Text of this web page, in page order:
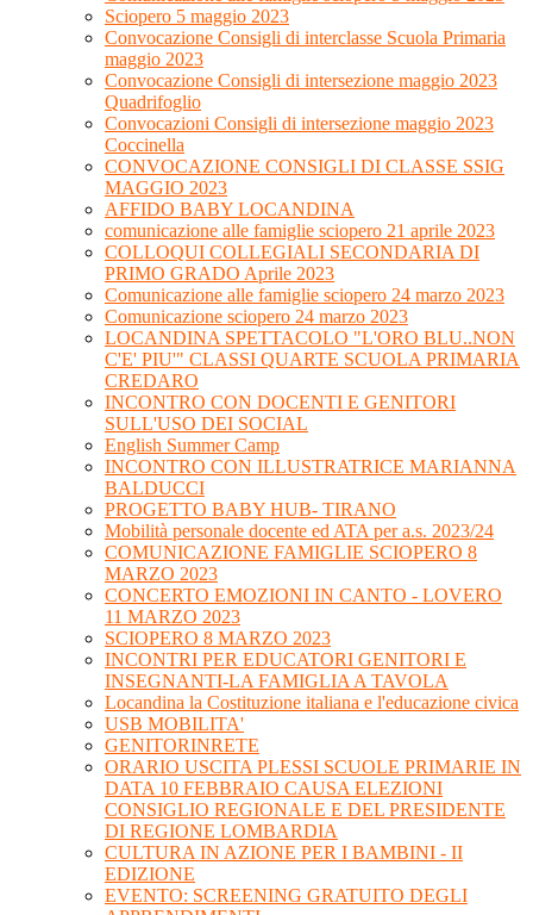
Sciopero 5 maggio 2023
Convocazione Consigli di interclasse Scuola Primaria
maggio 2023
Convocazione Consigli di intersezione maggio 2023
Quadrifoglio
Convocazioni Consigli di intersezione maggio 2023
Coccinella
CONVOCAZIONE CONSIGLI DI CLASSE SSIG
MAGGIO 2023
AFFIDO BABY LOCANDINA
comunicazione alle famiglie sciopero 21 aprile 2023
COLLOQUI COLLEGIALI SECONDARIA DI
PRIMO GRADO Aprile 2023
Comunicazione alle famiglie sciopero 24 marzo 2023
Comunicazione sciopero 24 marzo 2023
LOCANDINA SPETTACOLO "L'ORO BLU..NON
C'E' PIU'" CLASSI QUARTE SCUOLA PRIMARIA
CREDARO
INCONTRO CON DOCENTI E GENITORI
SULL'USO DEI SOCIAL
English Summer Camp
INCONTRO CON ILLUSTRATRICE MARIANNA
BALDUCCI
PROGETTO BABY HUB- TIRANO
Mobilità personale docente ed ATA per a.s. 2023/24
COMUNICAZIONE FAMIGLIE SCIOPERO 8
MARZO 2023
CONCERTO EMOZIONI IN CANTO - LOVERO
11 MARZO 2023
SCIOPERO 8 MARZO 2023
INCONTRI PER EDUCATORI GENITORI E
INSEGNANTI-LA FAMIGLIA A TAVOLA
Locandina la Costituzione italiana e l'educazione civica
USB MOBILITA'
GENITORINRETE
ORARIO USCITA PLESSI SCUOLE PRIMARIE IN
DATA 10 FEBBRAIO CAUSA ELEZIONI
CONSIGLIO REGIONALE E DEL PRESIDENTE
DI REGIONE LOMBARDIA
CULTURA IN AZIONE PER I BAMBINI - II
EDIZIONE
EVENTO: SCREENING GRATUITO DEGLI